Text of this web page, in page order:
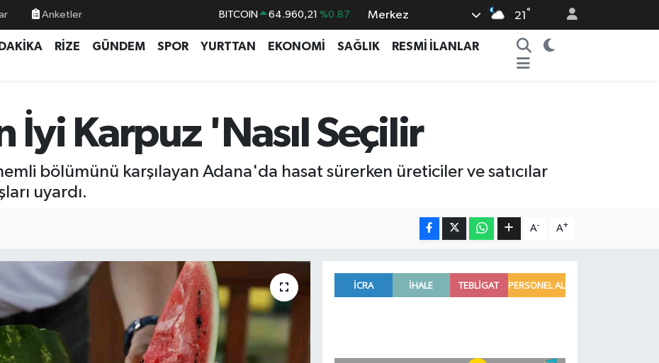
Anketler DOLAR 47,7436 %0.18
EURO 55,2510 %0.32
BİST100 13.779 %-14
Merkez 21 °
RİZE GÜNDEM SPOR YURTTAN EKONOMİ SAĞLIK
RESMİ İLANLAR
İyi Karpuz 'Nasıl Seçilir
bölümünü karşılayan Adana'da hasat sürerken üreticiler ve satıcılar
uyardı.
A- A+